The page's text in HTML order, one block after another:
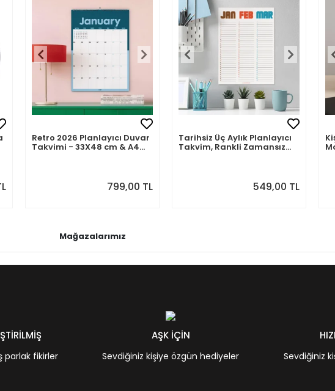
Retro 2026 Planlayıcı Duvar
Takvimi - 33X48 cm & A4
799,00 TL
Tarihsiz Üç Aylık Planlayıcı
Takvim, Rankli Zamansız
549,00 TL
Mağazalarımız
parlak fikirler
AŞK İÇİN
Sevdiğiniz kişiye özgün hediyeler Sevdiğiniz